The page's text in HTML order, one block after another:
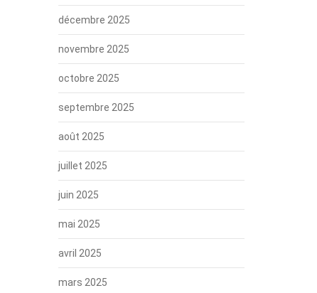
décembre 2025
novembre 2025
octobre 2025
septembre 2025
août 2025
juillet 2025
juin 2025
mai 2025
avril 2025
mars 2025